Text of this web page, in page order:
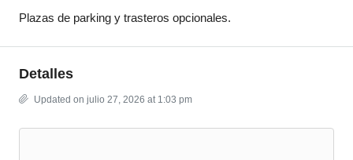
Plazas de parking y trasteros opcionales.
Detalles
Updated on julio 27, 2026 at 1:03 pm